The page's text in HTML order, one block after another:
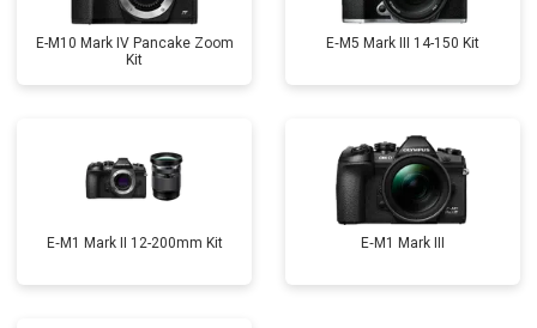
E-M10 Mark IV Pancake Zoom
Kit
E‑M5 Mark III 14-150 Kit
E‑M1 Mark II 12-200mm Kit E‑M1 Mark III